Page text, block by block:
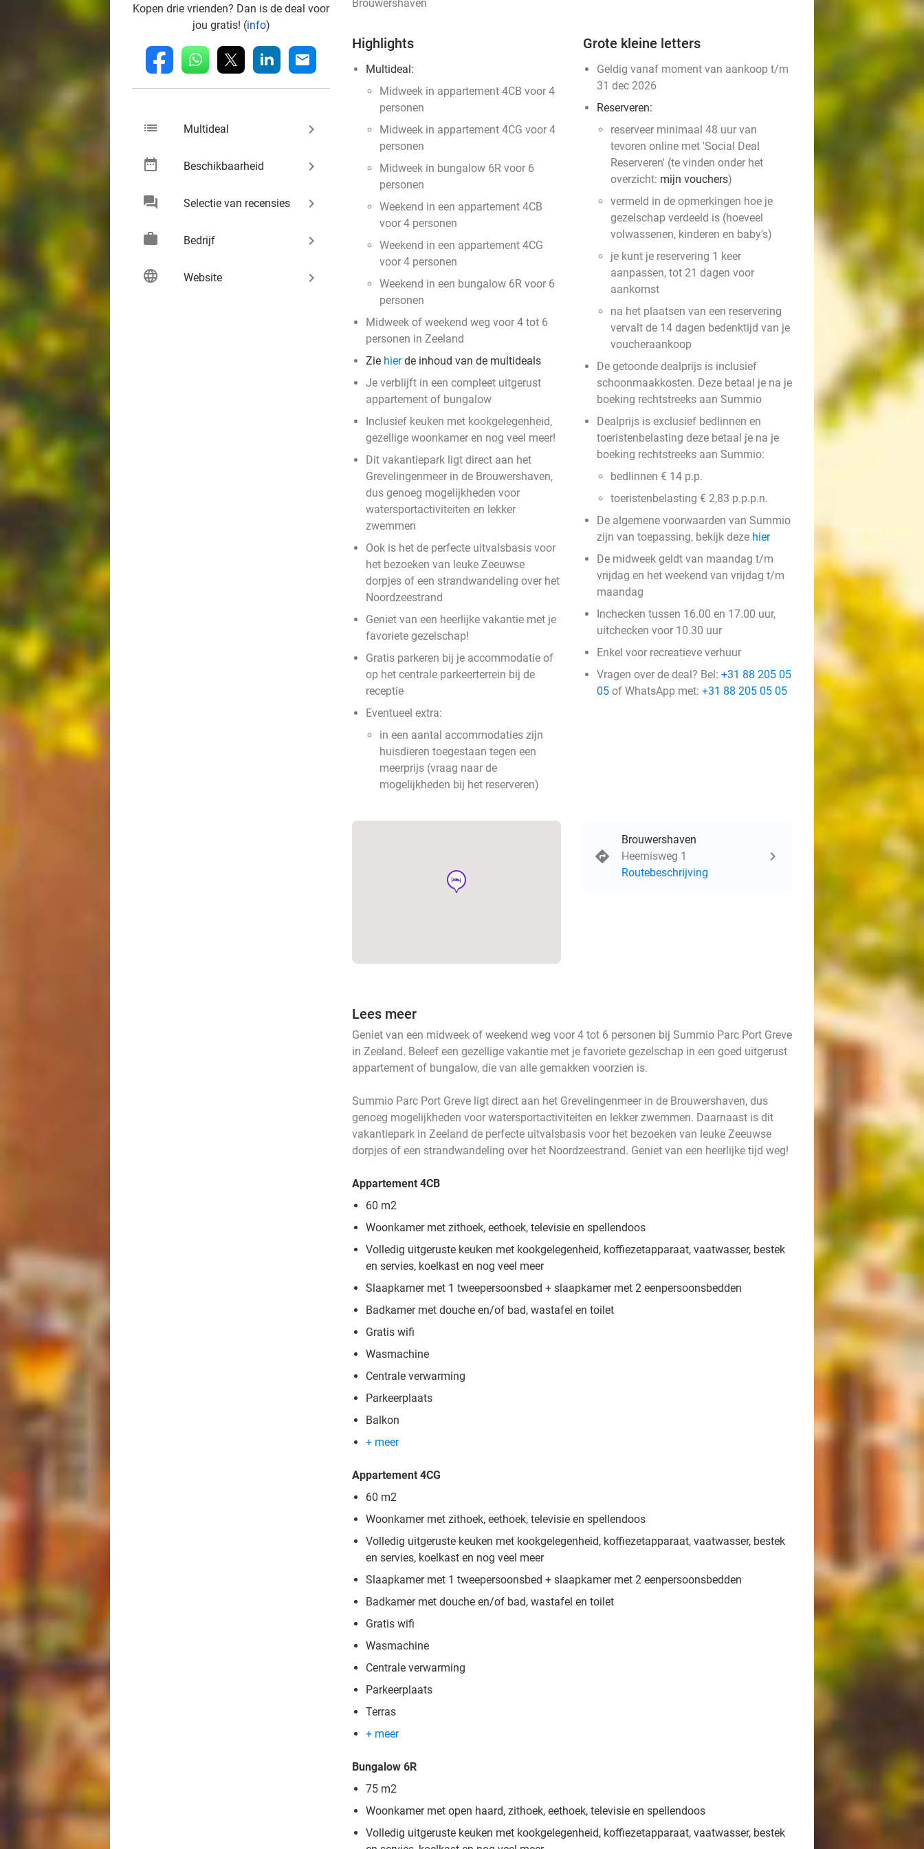
Kopen drie vrienden? Dan is de deal voor
jou gratis! (info)
fb whatsapp linkedin mail
list Multideal keyboard_arrow_right
date_range Beschikbaarheid keyboard_arrow_right
chat Selectie van recensies keyboard_arrow_right
work Bedrijf keyboard_arrow_right
language Website keyboard_arrow_right
Brouwershaven
Highlights
Multideal:
Midweek in appartement 4CB voor 4
personen
Midweek in appartement 4CG voor 4
personen
Midweek in bungalow 6R voor 6
personen
Weekend in een appartement 4CB
voor 4 personen
Weekend in een appartement 4CG
voor 4 personen
Weekend in een bungalow 6R voor 6
personen
Midweek of weekend weg voor 4 tot 6
personen in Zeeland
Zie hierde inhoud van de multideals
Je verblijft in een compleet uitgerust
appartement of bungalow
Inclusief keuken met kookgelegenheid,
gezellige woonkamer en nog veel meer!
Dit vakantiepark ligt direct aan het
Grevelingenmeer in de Brouwershaven,
dus genoeg mogelijkheden voor
watersportactiviteiten en lekker
zwemmen
Ook is het de perfecte uitvalsbasis voor
het bezoeken van leuke Zeeuwse
dorpjes of een strandwandeling over het
Noordzeestrand
Geniet van een heerlijke vakantie met je
favoriete gezelschap!
Gratis parkeren bij je accommodatie of
op het centrale parkeerterrein bij de
receptie
Eventueel extra:
in een aantal accommodaties zijn
huisdieren toegestaan tegen een
meerprijs (vraag naar de
mogelijkheden bij het reserveren)
Grote kleine letters
Geldig vanaf moment van aankoop t/m
31 dec 2026
Reserveren:
reserveer minimaal 48 uur van
tevoren online met 'Social Deal
Reserveren' (te vinden onder het
overzicht: mijn vouchers)
vermeld in de opmerkingen hoe je
gezelschap verdeeld is (hoeveel
volwassenen, kinderen en baby's)
je kunt je reservering 1 keer
aanpassen, tot 21 dagen voor
aankomst
na het plaatsen van een reservering
vervalt de 14 dagen bedenktijd van je
voucheraankoop
De getoonde dealprijs is inclusief
schoonmaakkosten. Deze betaal je na je
boeking rechtstreeks aan Summio
Dealprijs is exclusief bedlinnen en
toeristenbelasting deze betaal je na je
boeking rechtstreeks aan Summio:
bedlinnen € 14 p.p.
toeristenbelasting € 2,83 p.p.p.n.
De algemene voorwaarden van Summio
zijn van toepassing, bekijk deze hier
De midweek geldt van maandag t/m
vrijdag en het weekend van vrijdag t/m
maandag
Inchecken tussen 16.00 en 17.00 uur,
uitchecken voor 10.30 uur
Enkel voor recreatieve verhuur
Vragen over de deal? Bel: +31 88 205 05
05 of WhatsApp met: +31 88 205 05 05
hotel
Brouwershaven
Heernisweg 1
Routebeschrijving
Lees meer
Geniet van een midweek of weekend weg voor 4 tot 6 personen bij Summio Parc Port Greve
in Zeeland. Beleef een gezellige vakantie met je favoriete gezelschap in een goed uitgerust
appartement of bungalow, die van alle gemakken voorzien is.
Summio Parc Port Greve ligt direct aan het Grevelingenmeer in de Brouwershaven, dus
genoeg mogelijkheden voor watersportactiviteiten en lekker zwemmen. Daarnaast is dit
vakantiepark in Zeeland de perfecte uitvalsbasis voor het bezoeken van leuke Zeeuwse
dorpjes of een strandwandeling over het Noordzeestrand. Geniet van een heerlijke tijd weg!
Appartement 4CB
60 m2
Woonkamer met zithoek, eethoek, televisie en spellendoos
Volledig uitgeruste keuken met kookgelegenheid, koffiezetapparaat, vaatwasser, bestek
en servies, koelkast en nog veel meer
Slaapkamer met 1 tweepersoonsbed + slaapkamer met 2 eenpersoonsbedden
Badkamer met douche en/of bad, wastafel en toilet
Gratis wifi
Wasmachine
Centrale verwarming
Parkeerplaats
Balkon
+ meer
Appartement 4CG
60 m2
Woonkamer met zithoek, eethoek, televisie en spellendoos
Volledig uitgeruste keuken met kookgelegenheid, koffiezetapparaat, vaatwasser, bestek
en servies, koelkast en nog veel meer
Slaapkamer met 1 tweepersoonsbed + slaapkamer met 2 eenpersoonsbedden
Badkamer met douche en/of bad, wastafel en toilet
Gratis wifi
Wasmachine
Centrale verwarming
Parkeerplaats
Terras
+ meer
Bungalow 6R
75 m2
Woonkamer met open haard, zithoek, eethoek, televisie en spellendoos
Volledig uitgeruste keuken met kookgelegenheid, koffiezetapparaat, vaatwasser, bestek